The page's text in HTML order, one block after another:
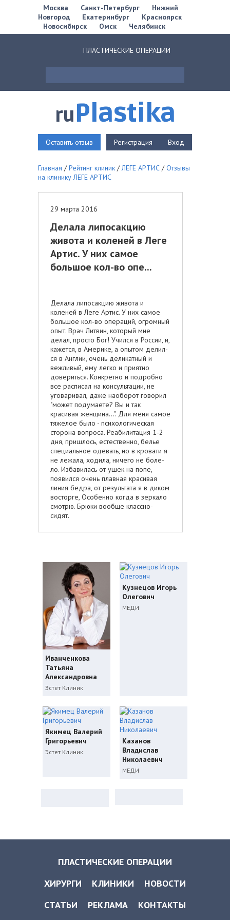
Москва Санкт-Петербург
Нижний
Новгород
Екатеринбург
Красноярск
Новосибирск
Омск Челябинск
ПЛАСТИЧЕСКИЕ ОПЕРАЦИИ
ruPlastika
Оставить отзыв Регистрация Вход
Главная /Рейтинг клиник /ЛЕГЕ АРТИС /Отзывы
на клинику ЛЕГЕ АРТИС
29 марта 2016
Делала липосакцию
живота и коленей в Лег­е
Артис. У них самое
большое кол-во опе...
Делала липосакцию живота и
коленей в Лег­е Артис. У них самое
большое кол-во опер­аций, огромный
опыт. Врач Литвин, которы­й мне
делал, просто Бог! Учился в Росси­и, и,
кажется, в Америке, а опытом делил­
ся в Англии, очень деликатный и
вежливый­, ему легко и приятно
довериться. Конкре­тно и подробно
все расписал на консульта­ции, не
уговаривал, даже наоборот говори­л
"может подумаете? Вы и так
красивая же­нщина…". Для меня самое
тяжелое было - п­сихологическая
сторона вопроса. Реабилитация 1-2
дня, пришлось, естестве­нно, белье
специальное одевать, но в кро­вати я
не лежала, ходила, ничего не боле­
ло. Избавилась от ушек на попе,
появился оче­нь плавная красивая
линия бедра, от резу­льтата я в диком
восторге, Особенно когд­а в зеркало
смотрю. Брюки вообще классно­
сидят.
Иванченкова
Татьяна
Александровна
Эстет Клиник
Кузнецов Игорь
Олегович
МЕДИ
Якимец Валерий
Григорьевич
Эстет Клиник
Казанов
Владислав
Николаевич
МЕДИ
ПЛАСТИЧЕСКИЕ ОПЕРАЦИИ
ХИРУРГИ
КЛИНИКИ
НОВОСТИ
СТАТЬИ
РЕКЛАМА КОНТАКТЫ